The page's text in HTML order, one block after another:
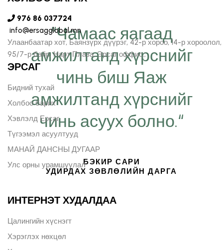
“Чамаас яагаад
амжилтанд хүрснийг
чинь биш Яаж
амжилтанд хүрснийг
чинь асуух болно.“
БЭКИР САРИ
УДИРДАХ ЗӨВЛӨЛИЙН ДАРГА
976 86 037724
info@ersagglobal.mn
Улаанбаатар хот, Баянзүрх дүүрэг, 42-р хороо, 14-р хороолол,
95/7-р байр, Нарт Плаза, Эрсаг оффис.;
ЭРСАГ
Бидний тухай
Холбоо барих
Хэвлэлд Ерсаг
Түгээмэл асуултууд
МАНАЙ ДАНСНЫ ДУГААР
Улс орны урамшуулал
ИНТЕРНЭТ ХУДАЛДАА
Цалингийн хүснэгт
Хэрэглэх нөхцөл